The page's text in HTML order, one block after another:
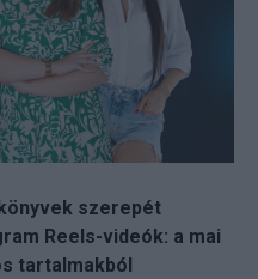
szerepét
Reels-videók: a mai
tartalmakból